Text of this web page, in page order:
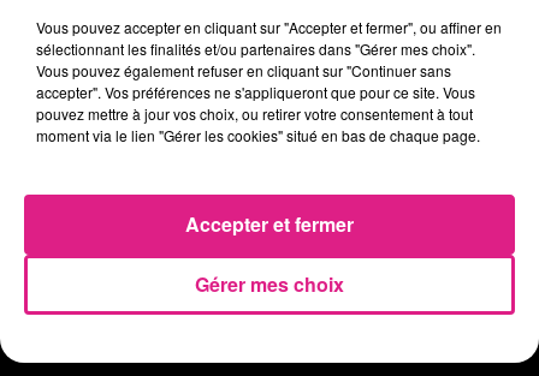
31 juillet 2026
Chalets de Noël solidaires : la ville de Metz lance un appel à...
31 juillet 2026
Vosges : les feux d’artifice de Gérardmer sont annulés
Vous pouvez accepter en cliquant sur "Accepter et fermer", ou affiner en
sélectionnant les finalités et/ou partenaires dans "Gérer mes choix".
Vous pouvez également refuser en cliquant sur "Continuer sans
accepter". Vos préférences ne s'appliqueront que pour ce site. Vous
pouvez mettre à jour vos choix, ou retirer votre consentement à tout
moment via le lien "Gérer les cookies" situé en bas de chaque page.
Gérer mes choix
Accepter et fermer